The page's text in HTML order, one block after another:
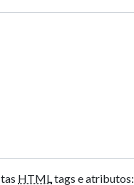
HTMLtags e atributos: